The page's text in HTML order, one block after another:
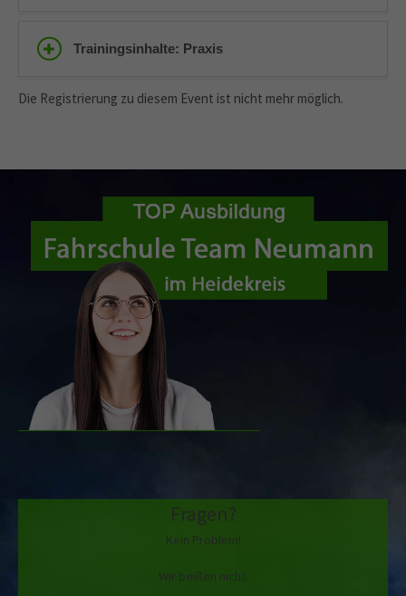
Trainingsinhalte: Praxis
Die Registrierung zu diesem Event ist nicht mehr möglich.
Fragen?
Kein Problem!
Wir beißen nicht.